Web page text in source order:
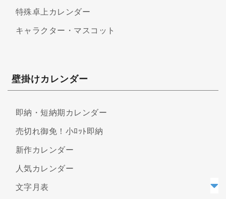
特殊卓上カレンダー
キャラクター・マスコット
壁掛けカレンダー
即納・短納期カレンダー
売切れ御免！小ﾛｯﾄ即納
新作カレンダー
人気カレンダー
文字月表